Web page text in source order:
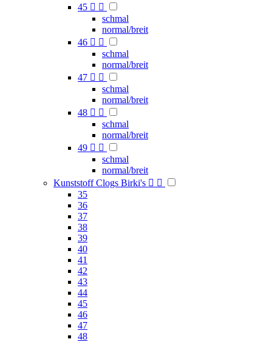
45  
schmal
normal/breit
46  
schmal
normal/breit
47  
schmal
normal/breit
48  
schmal
normal/breit
49  
schmal
normal/breit
Kunststoff Clogs Birki's  
35
36
37
38
39
40
41
42
43
44
45
46
47
48